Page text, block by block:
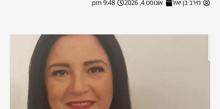
מירב בן יאיר אוגוסט 4, 2026 9:48 pm